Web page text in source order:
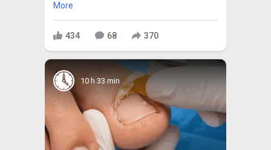
More
434 68 370
10 h 33 min